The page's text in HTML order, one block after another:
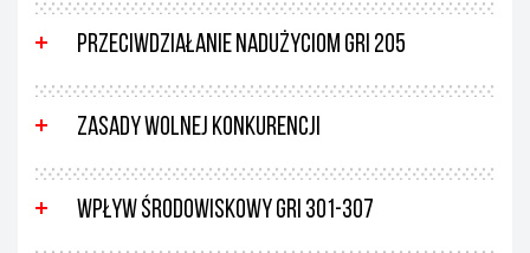
Przeciwdziałanie nadużyciom GRI 205
Zasady wolnej konkurencji
Wpływ środowiskowy GRI 301-307